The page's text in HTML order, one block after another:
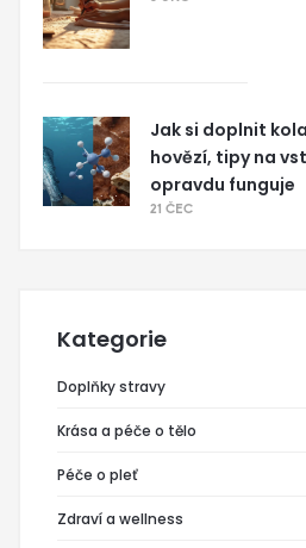
Jak si doplnit
hovězí, tipy na
opravdu funguje
21 ČEC
Kategorie
Doplňky stravy
Krása a péče o tělo
Péče o pleť
Zdraví a wellness